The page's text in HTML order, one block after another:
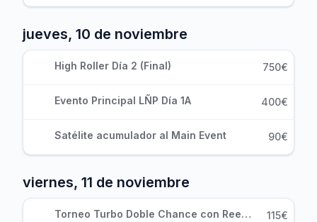
jueves, 10 de noviembre
High Roller Día 2 (Final) 750€
Evento Principal LÑP Día 1A 400€
Satélite acumulador al Main Event 90€
viernes, 11 de noviembre
Torneo Turbo Doble Chance con Reentradas 115€